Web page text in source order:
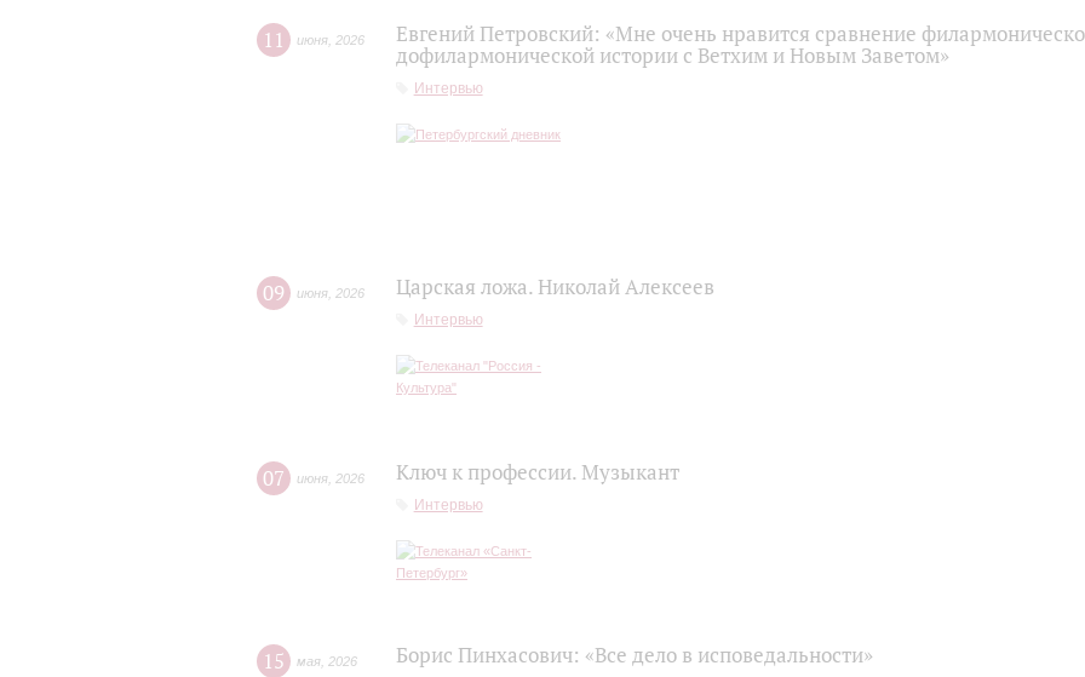
11 июня 2026
Евгений Петровский: «Мне очень нравится сравнение
дофилармонической истории с Ветхим и Новым Заветом»
Интервью
09 июня 2026 Царская ложа. Николай Алексеев
Интервью
07 июня 2026 Ключ к профессии. Музыкант
Интервью
15 мая 2026 Борис Пинхасович: «Все дело в исповедальности»